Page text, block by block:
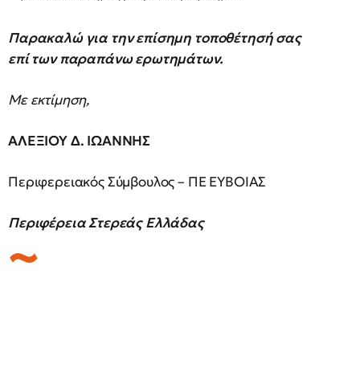
Παρακαλώ για την επίσημη τοποθέτησή σας
επί των παραπάνω ερωτημάτων.
Με εκτίμηση,
ΑΛΕΞΙΟΥ Δ. ΙΩΑΝΝΗΣ
Περιφερειακός Σύμβουλος – ΠΕ ΕΥΒΟΙΑΣ
Περιφέρεια Στερεάς Ελλάδας